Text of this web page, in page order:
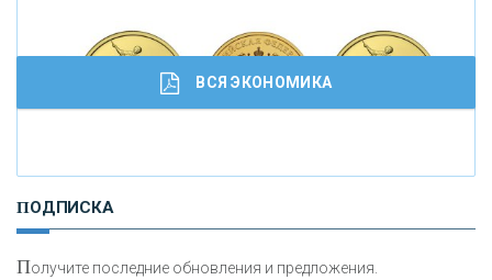
И
сохранения и увеличения капитала
ВСЯ ЭКОНОМИКА
ПОДПИСКА
Получите последние обновления и предложения.